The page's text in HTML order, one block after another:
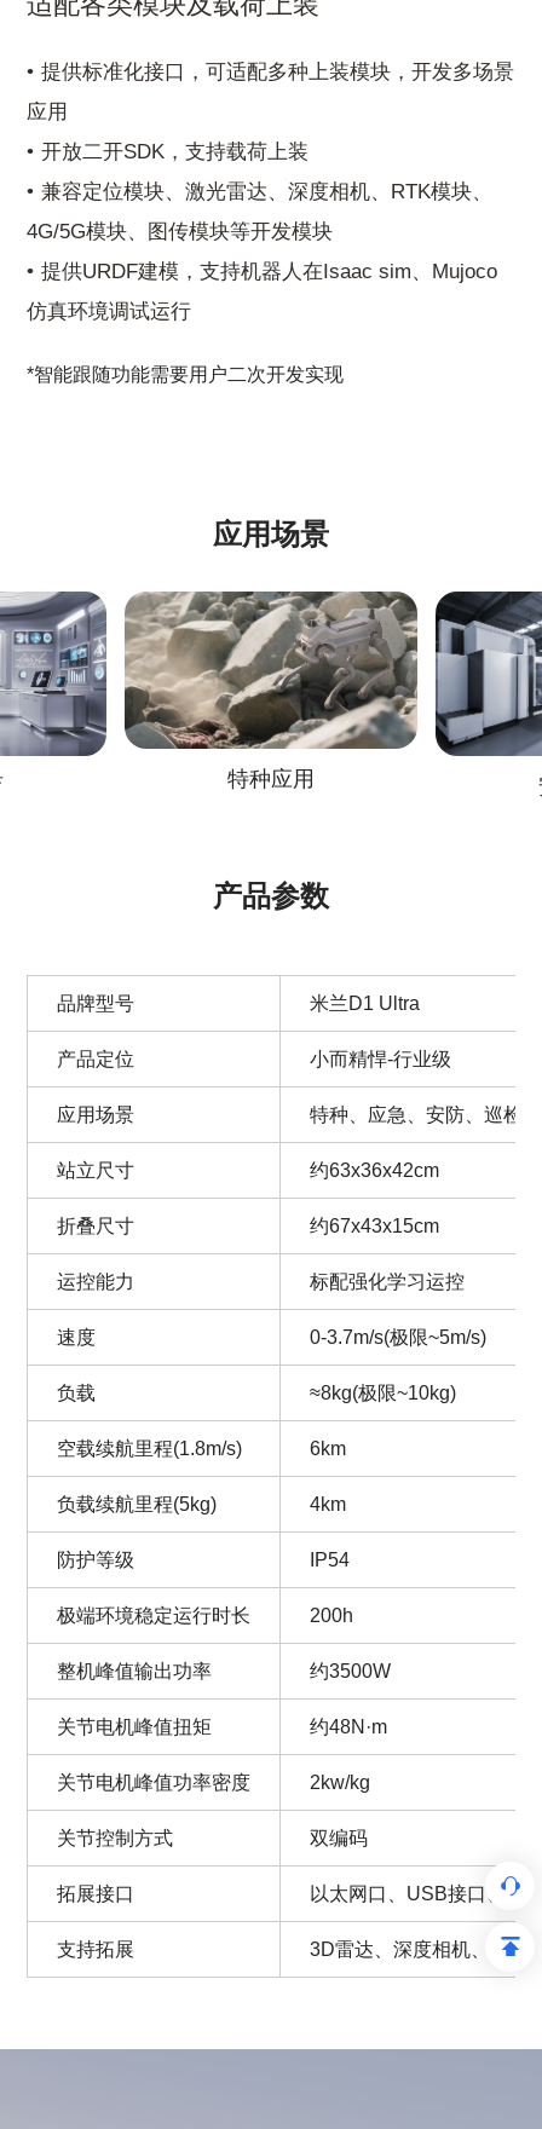
提供标准化接口，可适配多种上装模块，开发多场景
应用
开放二开SDK，支持载荷上装
兼容定位模块、激光雷达、深度相机、RTK模块、
4G/5G模块、图传模块等开发模块
提供URDF建模，支持机器人在Isaac sim、Mujoco
仿真环境调试运行
*智能跟随功能需要用户二次开发实现
应用场景
产品参数
品牌型号 米兰D1 Ultra
产品定位 小而精悍-行业级
应用场景 特种、应急、安防、巡检
站立尺寸 约63x36x42cm
折叠尺寸 约67x43x15cm
运控能力 标配强化学习运控
速度 0-3.7m/s(极限~5m/s)
负载 ≈8kg(极限~10kg)
空载续航里程(1.8m/s) 6km
负载续航里程(5kg) 4km
防护等级 IP54
极端环境稳定运行时长 200h
整机峰值输出功率 约3500W
关节电机峰值扭矩 约48N·m
关节电机峰值功率密度 2kw/kg
关节控制方式 双编码
拓展接口 以太网口、USB接口、电
支持拓展 3D雷达、深度相机、RTK